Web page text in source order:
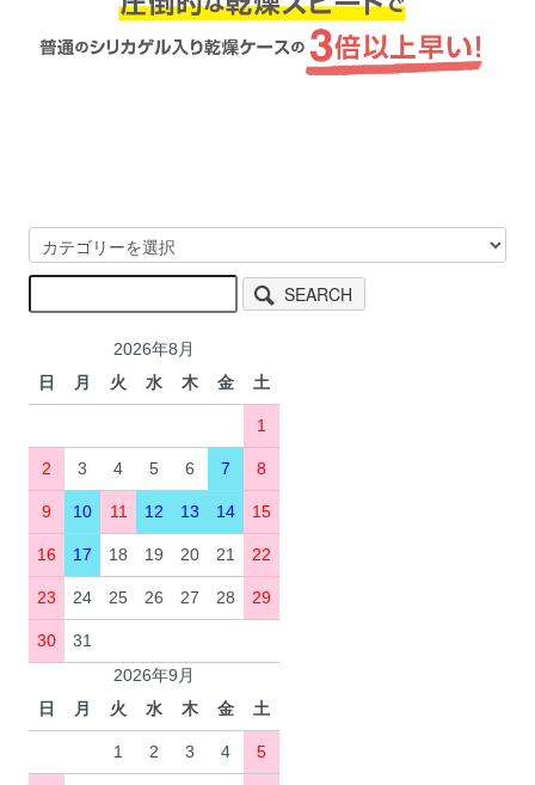
SEARCH
2026年8月
日
月 火 水 木 金 土
1
2 3 4 5 6 7 8
9 10 11 12 13 14 15
16 17 18 19 20 21 22
23 24 25 26 27 28 29
30
31
2026年9月
日
月 火 水 木 金 土
1 2 3 4 5